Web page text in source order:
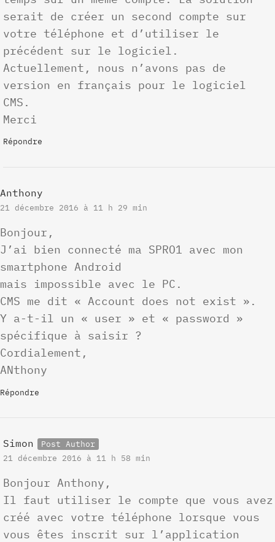
serait de créer un second compte sur
votre téléphone et d’utiliser le
précédent sur le logiciel.
Actuellement, nous n’avons pas de
version en français pour le logiciel
CMS.
Merci
Répondre
Anthony
21 décembre 2016 à 11 h 29 min
Bonjour,
J’ai bien connecté ma SPRO1 avec mon
smartphone Android
mais impossible avec le PC.
CMS me dit « Account does not exist ».
Y a-t-il un « user » et « password »
spécifique à saisir ?
Cordialement,
ANthony
Répondre
Simon
21 décembre 2016 à 11 h 58 min
Bonjour Anthony,
Il faut utiliser le compte que vous avez
créé avec votre téléphone lorsque vous
vous êtes inscrit sur l’application